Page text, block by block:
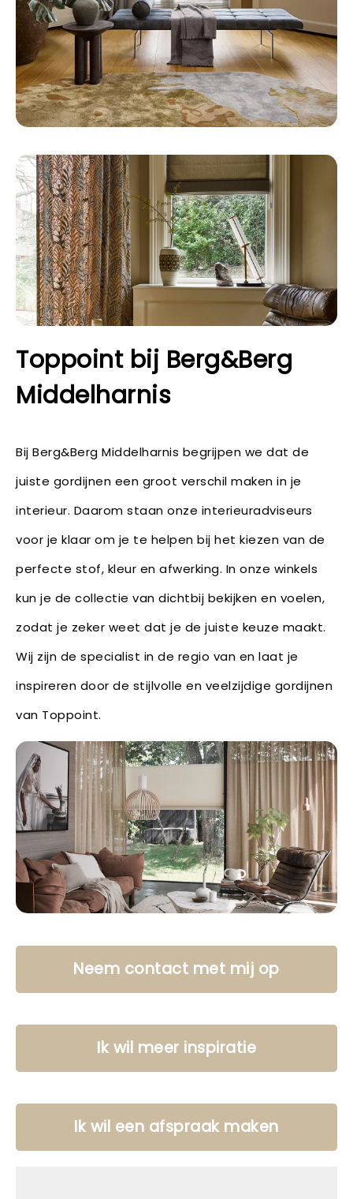
Toppoint bij Berg&Berg
Middelharnis
Bij Berg&Berg Middelharnis begrijpen we dat de
juiste gordijnen een groot verschil maken in je
interieur. Daarom staan onze interieuradviseurs
voor je klaar om je te helpen bij het kiezen van de
perfecte stof, kleur en afwerking. In onze winkels
kun je de collectie van dichtbij bekijken en voelen,
zodat je zeker weet dat je de juiste keuze maakt.
Wij zijn de specialist in de regio van en laat je
inspireren door de stijlvolle en veelzijdige gordijnen
van Toppoint.
Neem contact met mij op
Ik wil meer inspiratie
Ik wil een afspraak maken